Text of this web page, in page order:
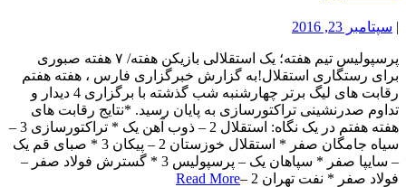
| سپتامبر 23, 2016
پرسپولیس تیم هفته؛ یک استقلالی بازیکن هفته/ ۷ هفته صبوری
برای رستگاری استقلال!به گزارش خبرگزاری فارس ، هفته هفتم
رقابت های لیگ برتر چهارشنبه شب گذشته با برگزاری 4 دیدار و
تداوم صدرنشینی تراکتورسازی به پایان رسید. *نتایج رقابت های
هفته هفتم در یک نگاه: استقلال 2 – ذوب آهن یک * تراکتورسازی 3 –
سیاه جامگان صفر * استقلال خوزستان 2 – پیکان 3 * صبای قم یک
– سایپا صفر * سپاهان یک – پرسپولیس 3 * گسترش فولاد صفر –
فولاد صفر * نفت تهران 2 –
Read More